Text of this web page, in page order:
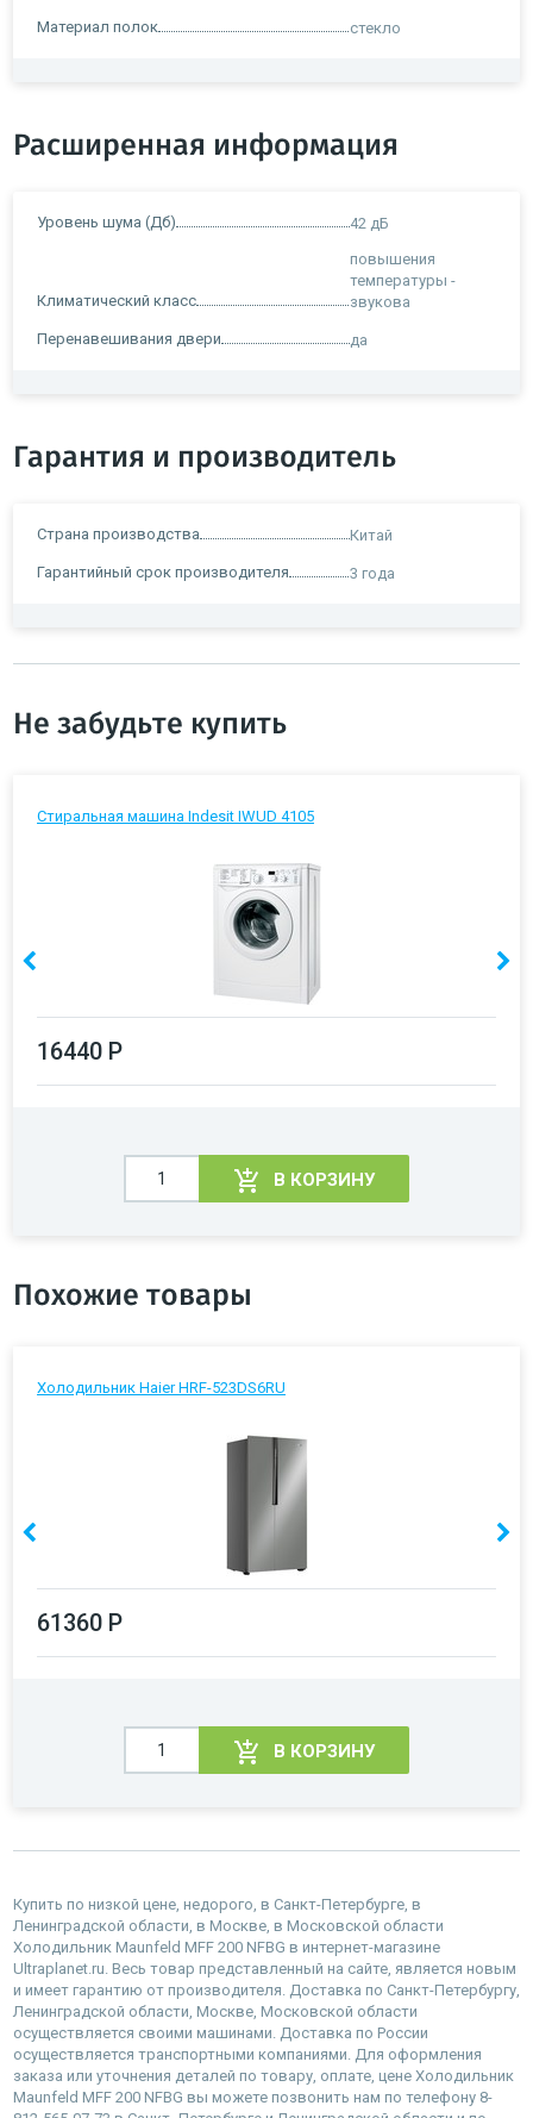
Материал полок стекло
Расширенная информация
Уровень шума (Дб) 42 дБ
Климатический класс
повышения
температуры -
звукова
Перенавешивания двери да
Гарантия и производитель
Страна производства Китай
Гарантийный срок производителя 3 года
Не забудьте купить
Стиральная машина Indesit IWUD 4105
16440 Р
В КОРЗИНУ
Похожие товары
Холодильник Haier HRF-523DS6RU
61360 Р
В КОРЗИНУ
Купить по низкой цене, недорого, в Санкт-Петербурге, в
Ленинградской области, в Москве, в Московской области
Холодильник Maunfeld MFF 200 NFBG в интернет-магазине
Ultraplanet.ru. Весь товар представленный на сайте, является новым
и имеет гарантию от производителя. Доставка по Санкт-Петербургу,
Ленинградской области, Москве, Московской области
осуществляется своими машинами. Доставка по России
осуществляется транспортными компаниями. Для оформления
заказа или уточнения деталей по товару, оплате, цене Холодильник
Maunfeld MFF 200 NFBG вы можете позвонить нам по телефону 8-